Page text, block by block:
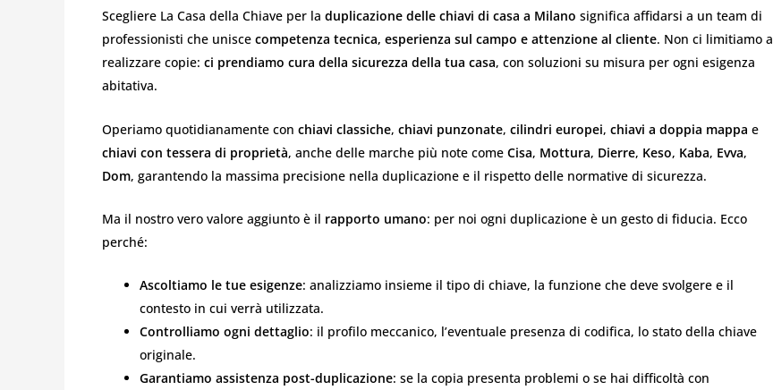
Scegliere La Casa della Chiave per la duplicazione delle chiavi di casa a Milano significa affidarsi a un team di
professionisti che unisce competenza tecnica, esperienza sul campo e attenzione al cliente. Non ci limitiamo a
realizzare copie: ci prendiamo cura della sicurezza della tua casa, con soluzioni su misura per ogni esigenza
abitativa.
Operiamo quotidianamente con chiavi classiche, chiavi punzonate, cilindri europei, chiavi a doppia mappa e
chiavi con tessera di proprietà, anche delle marche più note come Cisa, Mottura, Dierre, Keso, Kaba, Evva,
Dom, garantendo la massima precisione nella duplicazione e il rispetto delle normative di sicurezza.
Ma il nostro vero valore aggiunto è il rapporto umano: per noi ogni duplicazione è un gesto di fiducia. Ecco
perché:
Ascoltiamo le tue esigenze: analizziamo insieme il tipo di chiave, la funzione che deve svolgere e il
contesto in cui verrà utilizzata.
Controlliamo ogni dettaglio: il profilo meccanico, l’eventuale presenza di codifica, lo stato della chiave
originale.
Garantiamo assistenza post-duplicazione: se la copia presenta problemi o se hai difficoltà con